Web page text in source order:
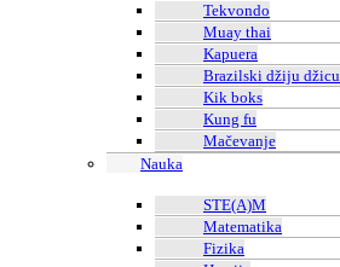
Tekvondo
Muay thai
Kapuera
Brazilski džiju džicu
Kik boks
Kung fu
Mačevanje
Nauka
STE(A)M
Matematika
Fizika